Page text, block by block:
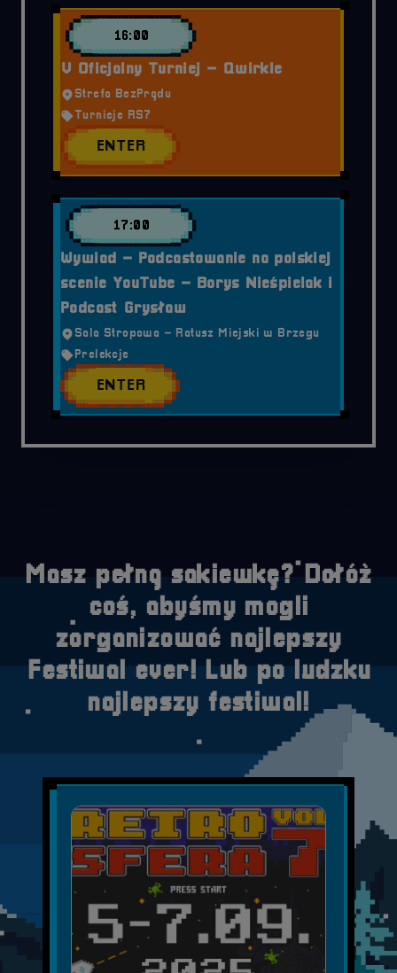
16:00
V Oficjalny Turniej – Qwirkle
Strefa BezPrądu
Turnieje RS7
ENTER
17:00
Wywiad – Podcastowanie na polskiej
scenie YouTube – Borys Nieśpielak i
Podcast Grysław
Sala Stropowa – Ratusz Miejski w Brzegu
Prelekcje
ENTER
Masz pełną sakiewkę? Dołóż
coś, abyśmy mogli
zorganizować najlepszy
Festiwal ever! Lub po ludzku
najlepszy festiwal!